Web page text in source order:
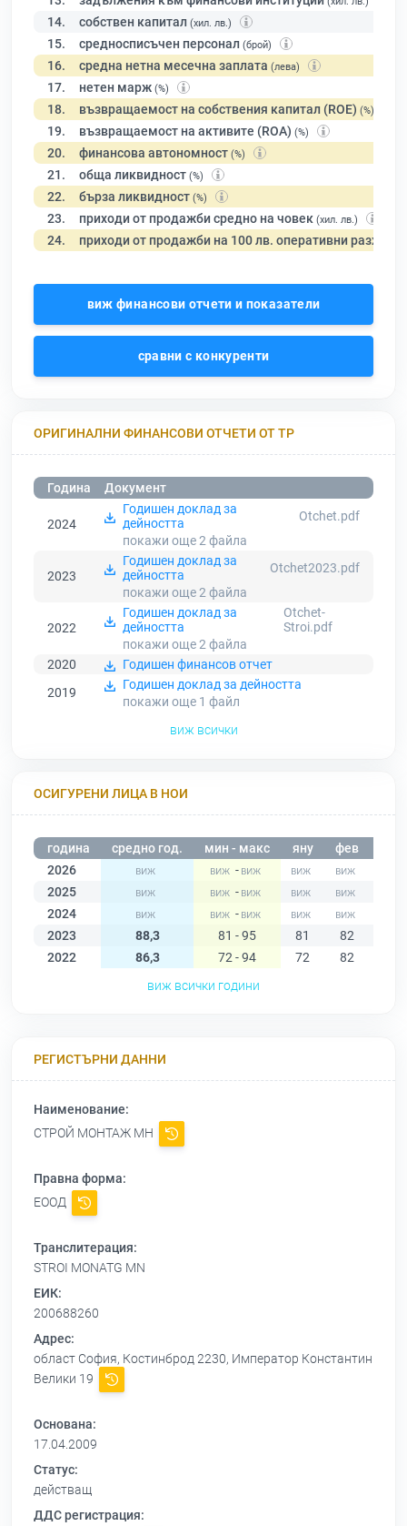
14. собствен капитал (хил. лв.)
15. средносписъчен персонал (брой)
16. средна нетна месечна заплата (лева)
17. нетен марж (%)
18. възвращаемост на собствения капитал (ROE) (%)
19. възвращаемост на активите (ROA) (%)
20. финансова автономност (%)
21. обща ликвидност (%)
22. бърза ликвидност (%)
23. приходи от продажби средно на човек (хил. лв.)
24. приходи от продажби на 100 лв. оперативни разходи
виж финансови отчети и показатели
сравни с конкуренти
ОРИГИНАЛНИ ФИНАНСОВИ ОТЧЕТИ ОТ ТР
Година Документ
2024
Годишен доклад за
дейността
Otchet.pdf
покажи още 2файла
2023
Годишен доклад за
дейността
Otchet2023.pdf
покажи още 2файла
2022
Годишен доклад за
дейността
Otchet-
Stroi.pdf
покажи още 2файла
2020
Годишен финансов отчет
2019
Годишен доклад за дейността
покажи още 1 файл
виж всички
ОСИГУРЕНИ ЛИЦА В НОИ
година средно год. мин - макс яну фев
2026
-
2025
-
2024
-
2023
88,3 81 - 95 81 82
2022
86,3 72 - 94 72 82
виж всички години
РЕГИСТЪРНИ ДАННИ
Наименование:
СТРОЙ МОНТАЖ МН
Правна форма:
ЕООД
Транслитерация:
STROI MONATG MN
ЕИК:
200688260
Адрес:
област София, Костинброд 2230, Император Константин
Велики 19
Основана:
17.04.2009
Статус:
действащ
ДДС регистрация: